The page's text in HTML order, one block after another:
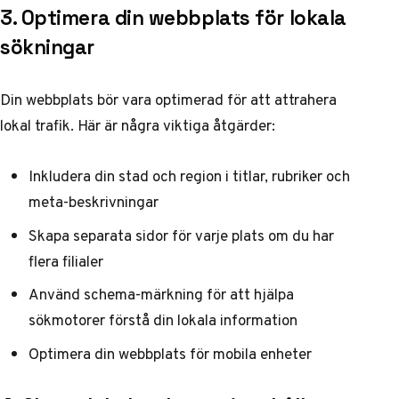
3. Optimera din webbplats för lokala
sökningar
Din webbplats bör vara optimerad för att attrahera
lokal trafik. Här är några viktiga åtgärder:
Inkludera din stad och region i titlar, rubriker och
meta-beskrivningar
Skapa separata sidor för varje plats om du har
flera filialer
Använd schema-märkning för att hjälpa
sökmotorer förstå din lokala information
Optimera din webbplats för mobila enheter